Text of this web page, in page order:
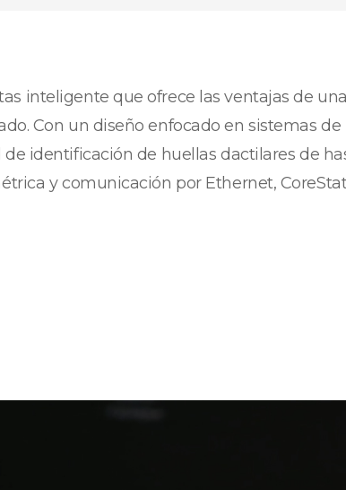
inteligente que ofrece las ventajas de
Con un diseño enfocado en sistemas
identificación de huellas dactilares de
y comunicación por Ethernet,